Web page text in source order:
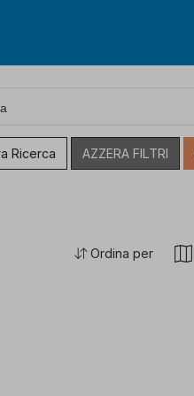
Ricerca AZZERA FILTRI
Ordina per